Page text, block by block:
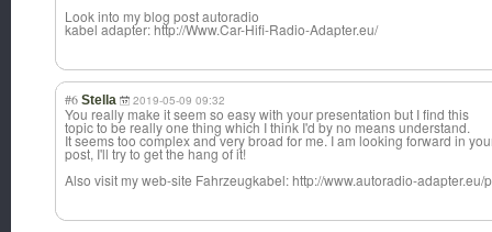
Look into my blog post autoradio
kabel adapter: http://Www.Car-Hifi-Radio-Adapter.eu/
#6 Stella 2019-05-09 09:32
You really make it seem so easy with your presentation but I find this
topic to be really one thing which I think I'd by no means understand.
It seems too complex and very broad for me. I am looking forward in
post, I'll try to get the hang of it!
Also visit my web-site Fahrzeugkabel: http://www.autoradio-